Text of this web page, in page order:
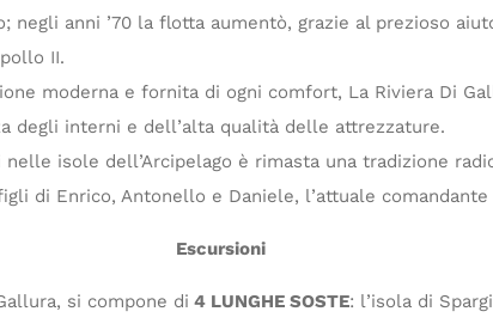
negli anni ’70 la flotta aumentò, grazie al prezioso
II.
moderna e fornita di ogni comfort, La Riviera Di
degli interni e dell’alta qualità delle attrezzature.
nelle isole dell’Arcipelago è rimasta una tradizione
di Enrico, Antonello e Daniele, l’attuale
Escursioni
si compone di 4 LUNGHE SOSTE: l’isola di